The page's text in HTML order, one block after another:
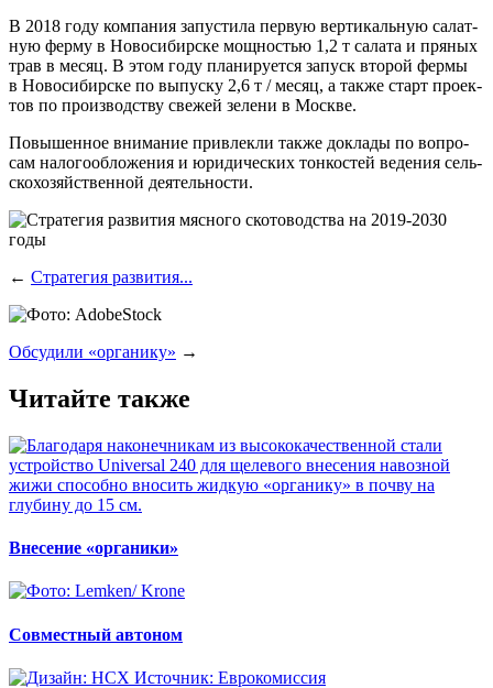
В 2018 году ком­па­ния запу­сти­ла первую вер­ти­каль­ную салат­
ную фер­му в Ново­си­бир­ске мощ­но­стью 1,2 т сала­та и пря­ных
трав в месяц. В этом году пла­ни­ру­ет­ся запуск вто­рой фер­мы
в Ново­си­бир­ске по выпус­ку 2,6 т / месяц, а так­же старт про­ек­
тов по про­из­вод­ству све­жей зеле­ни в Москве.
Повы­шен­ное вни­ма­ние при­влек­ли так­же докла­ды по вопро­
сам нало­го­об­ло­же­ния и юри­ди­че­ских тон­ко­стей веде­ния сель­
ско­хо­зяй­ствен­ной деятельности.
← Стратегия развития...
Обсудили «органику» →
Читайте также
Внесение «органики»
Совместный автоном